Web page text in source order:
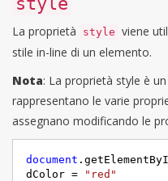
La proprietà style viene
stile in-line di un elemento.
Nota: La proprietà style è
rappresentano le varie
assegnano modificando le
document
dColor =
"red"